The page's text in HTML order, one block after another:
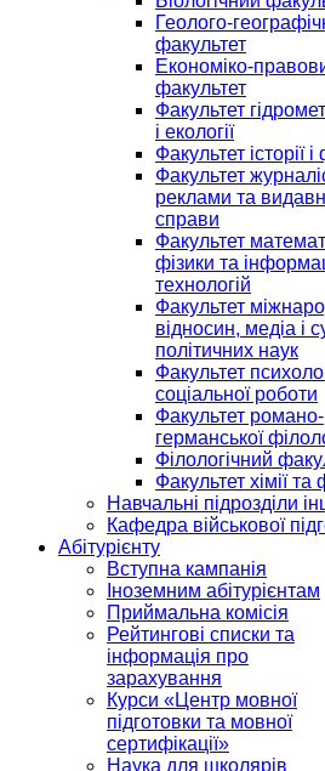
Геолого-
факультет
Економіко-
факультет
Факультет
і екології
Факультет історії і
Факультет
реклами та
справи
Факультет
фізики та
технологій
Факультет
відносин, медіа і
політичних наук
Факультет
соціальної роботи
Факультет романо-
германської
Філологічний
Факультет хімії та
Навчальні підрозділи
Кафедра військової
Абітурієнту
Вступна кампанія
Іноземним абітурієнтам
Приймальна комісія
Рейтингові списки та
інформація про
зарахування
Курси «Центр мовної
підготовки та мовної
сертифікації»
Наука для школярів